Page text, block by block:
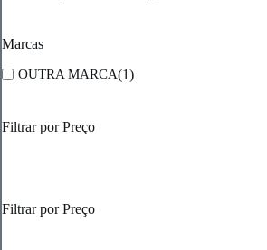
Marcas
OUTRA MARCA(1)
Filtrar por Preço
Filtrar por Preço